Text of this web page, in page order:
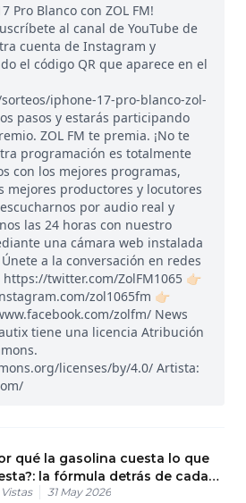
Pro Blanco con ZOL FM!
al canal de YouTube de
cuenta de Instagram y
el código QR que aparece en el
iphone-17-pro-blanco-zol-
pasos y estarás participando
ZOL FM te premia. ¡No te
programación es totalmente
con los mejores programas,
mejores productores y locutores
por audio real y
las 24 horas con nuestro
una cámara web instalada
a la conversación en redes
https://twitter.com/ZolFM1065 👉🏻
zol1065fm 👉🏻
zolfm/ News
tiene una licencia Atribución
licenses/by/4.0/ Artista:
qué la gasolina cuesta lo que
la fórmula detrás de cada
Vistas 31 May 2026